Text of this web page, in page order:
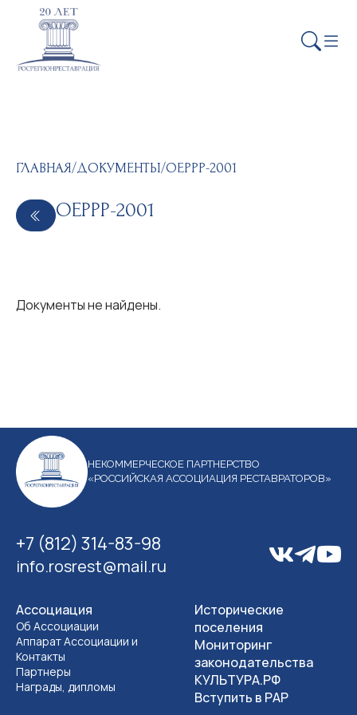
ГЛАВНАЯ/ДОКУМЕНТЫ/ОЕРРР-2001
ОЕРРР-2001
Документы не найдены.
НЕКОММЕРЧЕСКОЕ ПАРТНЕРСТВО
«РОССИЙСКАЯ АССОЦИАЦИЯ РЕСТАВРАТОРОВ»
+7 (812) 314-83-98
info.rosrest@mail.ru
Ассоциация
Об Ассоциации
Аппарат Ассоциации и
Контакты
Партнеры
Награды, дипломы
Исторические
поселения
Мониторинг
законодательства
КУЛЬТУРА.РФ
Вступить в РАР